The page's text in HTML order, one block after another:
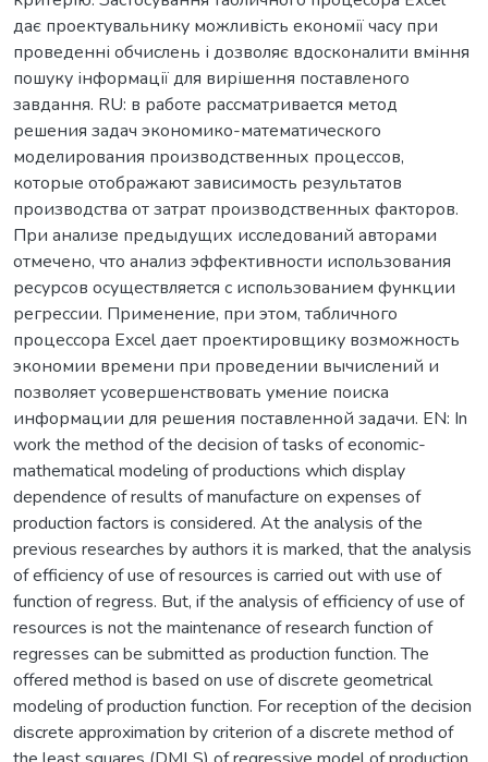
дає проектувальнику можливість економії часу при
проведенні обчислень і дозволяє вдосконалити вміння
пошуку інформації для вирішення поставленого
завдання. RU: в работе рассматривается метод
решения задач экономико-математического
моделирования производственных процессов,
которые отображают зависимость результатов
производства от затрат производственных факторов.
При анализе предыдущих исследований авторами
отмечено, что анализ эффективности использования
ресурсов осуществляется с использованием функции
регрессии. Применение, при этом, табличного
процессора Excel дает проектировщику возможность
экономии времени при проведении вычислений и
позволяет усовершенствовать умение поиска
информации для решения поставленной задачи. EN: In
work the method of the decision of tasks of economic-
mathematical modeling of productions which display
dependence of results of manufacture on expenses of
production factors is considered. At the analysis of the
previous researches by authors it is marked, that the analysis
of efficiency of use of resources is carried out with use of
function of regress. But, if the analysis of efficiency of use of
resources is not the maintenance of research function of
regresses can be submitted as production function. The
offered method is based on use of discrete geometrical
modeling of production function. For reception of the decision
discrete approximation by criterion of a discrete method of